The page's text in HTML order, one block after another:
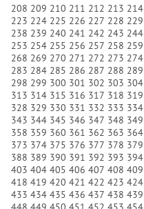
208 209 210 211 212 213 214
223 224 225 226 227 228 229
238 239 240 241 242 243 244
253 254 255 256 257 258 259
268 269 270 271 272 273 274
283 284 285 286 287 288 289
298 299 300 301 302 303 304
313 314 315 316 317 318 319
328 329 330 331 332 333 334
343 344 345 346 347 348 349
358 359 360 361 362 363 364
373 374 375 376 377 378 379
388 389 390 391 392 393 394
403 404 405 406 407 408 409
418 419 420 421 422 423 424
433 434 435 436 437 438 439